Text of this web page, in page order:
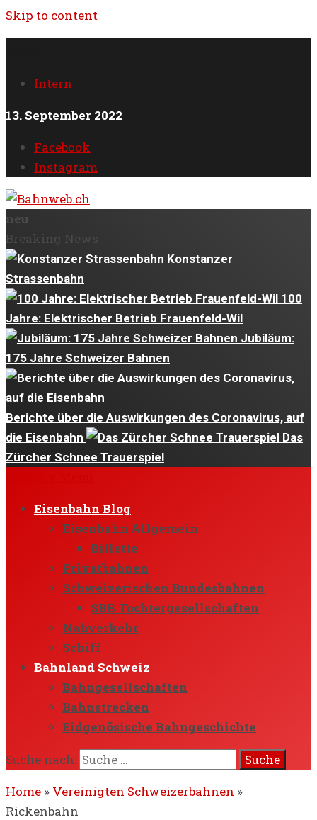
Skip to content
Intern
13. September 2022
Facebook
Instagram
neu
Breaking News
Konstanzer
Strassenbahn
100
Jahre: Elektrischer Betrieb Frauenfeld-Wil
Jubiläum:
175 Jahre Schweizer Bahnen
Berichte über die Auswirkungen des Coronavirus, auf
die Eisenbahn
Das
Zürcher Schnee Trauerspiel
Eisenbahn Blog
Eisenbahn Allgemein
Billette
Privatbahnen
Schweizerischen Bundesbahnen
SBB Tochtergesellschaften
Nahverkehr
Schiff
Bahnland Schweiz
Bahngesellschaften
Bahnstrecken
Eidgenösische Bahngeschichte
Suche nach:
Home » Vereinigten Schweizerbahnen »
Rickenbahn